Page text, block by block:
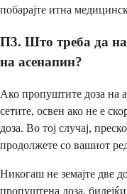
побарајте итна
П3. Што треба да
на асенапин?
Ако пропуштите доза на
сетите, освен ако не е
доза. Во тој случај,
продолжете со вашиот
Никогаш не земајте две
пропуштена доза,